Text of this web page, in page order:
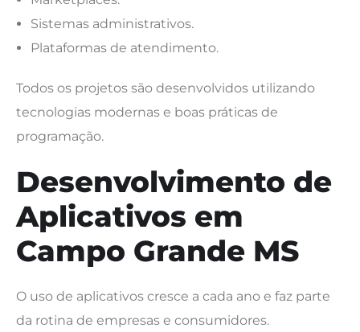
Sistemas administrativos.
Plataformas de atendimento.
Todos os projetos são desenvolvidos utilizando
tecnologias modernas e boas práticas de
programação.
Desenvolvimento de
Aplicativos em
Campo Grande MS
O uso de aplicativos cresce a cada ano e faz parte
da rotina de empresas e consumidores.